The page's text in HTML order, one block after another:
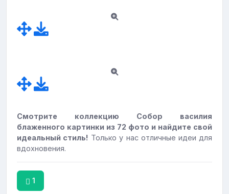
Смотрите коллекцию Собор василия
блаженного картинки из 72 фото и найдите свой
идеальный стиль! Только у нас отличные идеи для
вдохновения.
1